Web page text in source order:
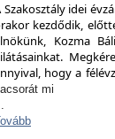
Szakosztály idei
kezdődik,
Kozma
hogy a
mi